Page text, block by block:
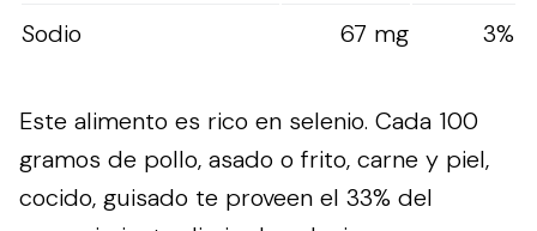
Sodio
67 mg 3%
Este alimento es rico en selenio. Cada 100
gramos de pollo, asado o frito, carne y piel,
cocido, guisado te proveen el 33% del